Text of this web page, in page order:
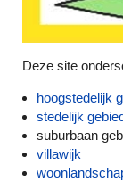
Deze site
hoogstedelijk
stedelijk
suburbaan
villawijk